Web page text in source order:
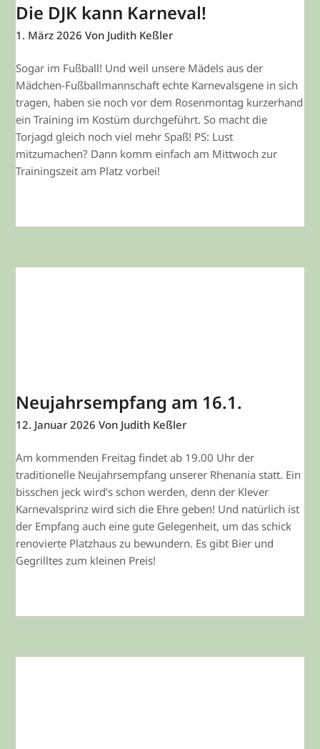
Die DJK kann Karneval!
1. März 2026 Von Judith Keßler
Sogar im Fußball! Und weil unsere Mädels aus der
Mädchen-Fußballmannschaft echte Karnevalsgene in sich
tragen, haben sie noch vor dem Rosenmontag kurzerhand
ein Training im Kostüm durchgeführt. So macht die
Torjagd gleich noch viel mehr Spaß! PS: Lust
mitzumachen? Dann komm einfach am Mittwoch zur
Trainingszeit am Platz vorbei!
Neujahrsempfang am 16.1.
12. Januar 2026 Von Judith Keßler
Am kommenden Freitag findet ab 19.00 Uhr der
traditionelle Neujahrsempfang unserer Rhenania statt. Ein
bisschen jeck wird’s schon werden, denn der Klever
Karnevalsprinz wird sich die Ehre geben! Und natürlich ist
der Empfang auch eine gute Gelegenheit, um das schick
renovierte Platzhaus zu bewundern. Es gibt Bier und
Gegrilltes zum kleinen Preis!